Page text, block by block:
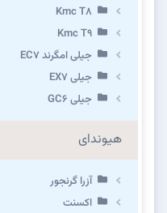
Kmc T8
Kmc T9
جیلی امگرند EC7
جیلی EX7
جیلی GC6
هیوندای
آزرا گرنجور
اکسنت